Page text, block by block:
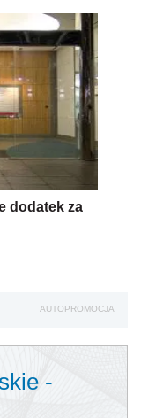
dodatek za
AUTOPROMOCJA
-